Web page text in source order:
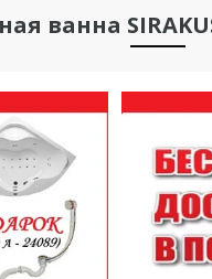
ванна